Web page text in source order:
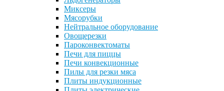
Миксеры
Мясорубки
Нейтральное оборудование
Овощерезки
Пароконвектоматы
Печи для пиццы
Печи конвекционные
Пилы для резки мяса
Плиты индукционные